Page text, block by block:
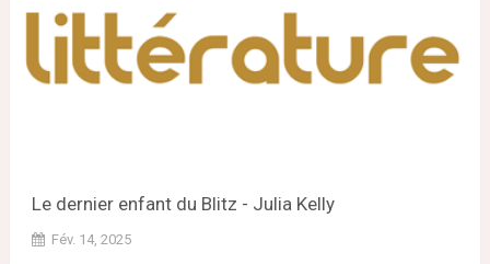
Le dernier enfant du Blitz - Julia Kelly
Fév. 14, 2025